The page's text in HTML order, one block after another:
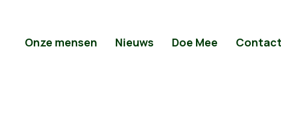
Onze mensen Nieuws Doe Mee